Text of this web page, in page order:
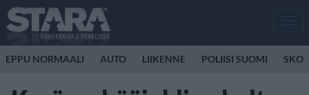
EPPU NORMAALI AUTO LIIKENNE POLIISI SUOMI